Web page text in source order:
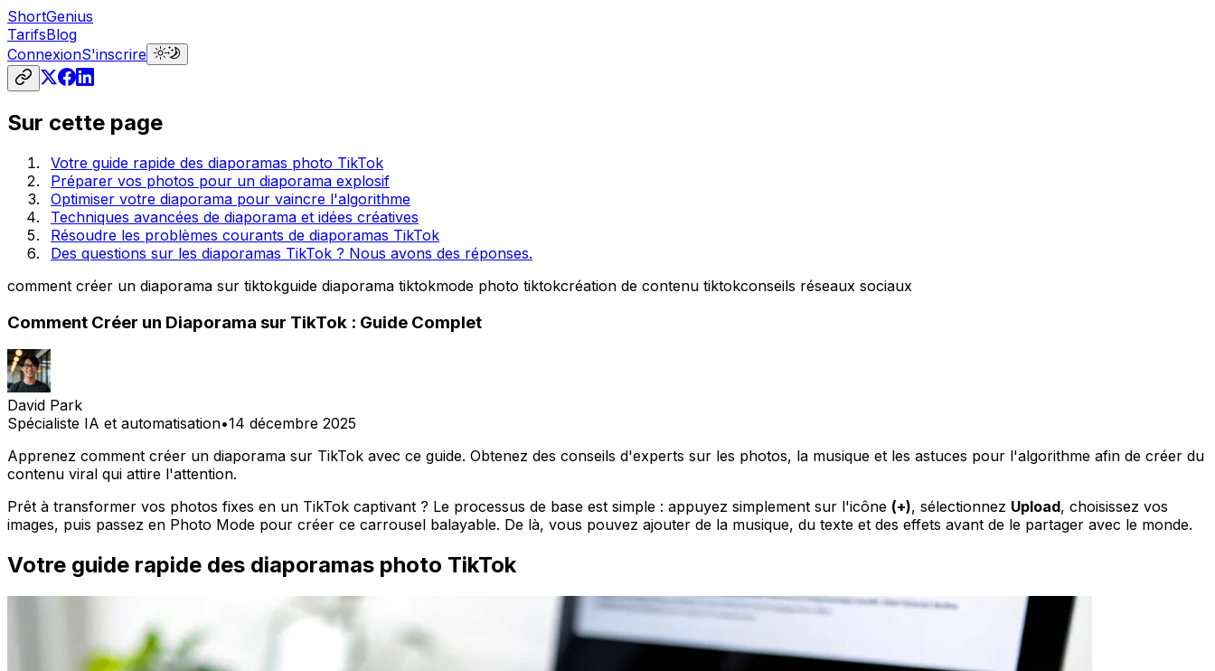
ShortGenius
TarifsBlog
ConnexionS'inscrire
Sur cette page
Votre guide rapide des diaporamas photo TikTok
Préparer vos photos pour un diaporama explosif
Optimiser votre diaporama pour vaincre l'algorithme
Techniques avancées de diaporama et idées créatives
Résoudre les problèmes courants de diaporamas TikTok
Des questions sur les diaporamas TikTok ? Nous avons des réponses.
comment créer un diaporama sur tiktokguide diaporama tiktokmode photo tiktokcréation de contenu tiktokconseils réseaux sociaux
Comment Créer un Diaporama sur TikTok : Guide Complet
David Park
Spécialiste IA et automatisation•14 décembre 2025
Apprenez comment créer un diaporama sur TikTok avec ce guide. Obtenez des conseils d'experts sur les photos, la musique et les astuces pour l'algorithme afin de créer du
contenu viral qui attire l'attention.
Prêt à transformer vos photos fixes en un TikTok captivant ? Le processus de base est simple : appuyez simplement sur l'icône (+), sélectionnez Upload, choisissez vos
images, puis passez en Photo Mode pour créer ce carrousel balayable. De là, vous pouvez ajouter de la musique, du texte et des effets avant de le partager avec le monde.
Votre guide rapide des diaporamas photo TikTok